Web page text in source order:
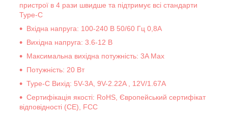
пристрої в 4 рази швидше та підтримує всі стандарти
Type-C
Вхідна напруга: 100-240 В 50/60 Гц 0,8А
Вихідна напруга: 3.6-12 В
Максимальна вихідна потужність: 3A Max
Потужність: 20 Вт
Type-C Вихід: 5V-3A, 9V-2.22A , 12V/1.67A
Сертифікація якості: RoHS, Європейський сертифікат
відповідності (CE), FCC